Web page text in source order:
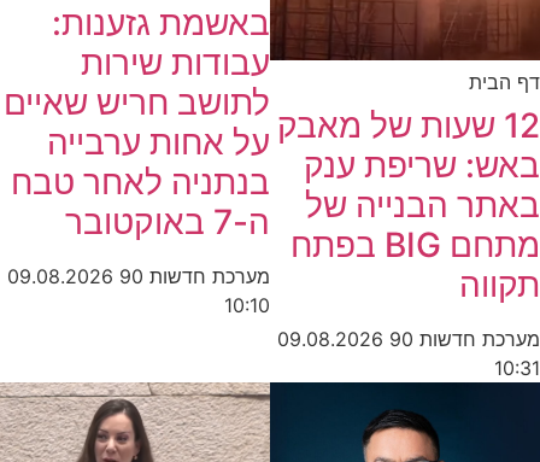
שעות של מאבק
שריפת ענק
הבנייה של
מתחם BIG בפתח
חדשות 90 09.08.2026
באשמת גזענות:
עבודות שירות
לתושב חריש שאיים
על אחות ערבייה
בנתניה לאחר טבח
ה-7 באוקטובר
מערכת חדשות 90
09.08.2026